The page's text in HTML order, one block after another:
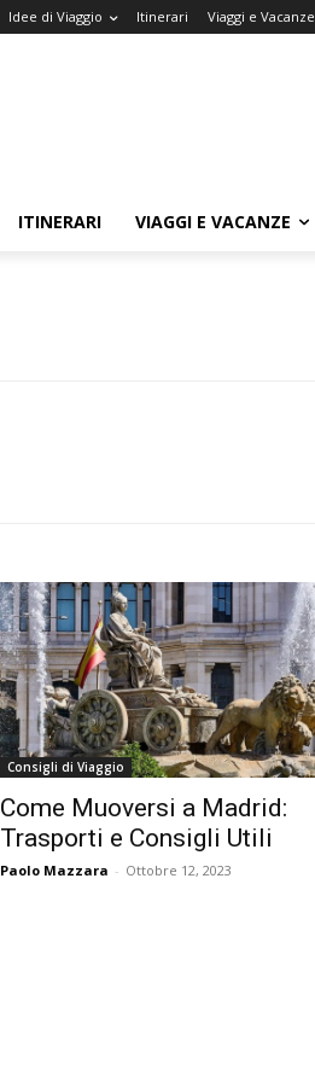
Idee di Viaggio Itinerari Viaggi e Vacanze
ITINERARI VIAGGI E VACANZE
Consigli di Viaggio
Come Muoversi a Madrid:
Trasporti e Consigli Utili
Paolo Mazzara - Ottobre 12, 2023